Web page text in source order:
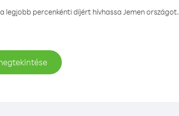
percenkénti díjért hívhassa Jemen országot.